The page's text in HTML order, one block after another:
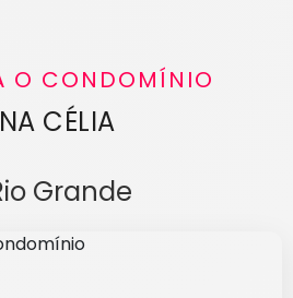
O CONDOMÍNIO
CÉLIA
Grande